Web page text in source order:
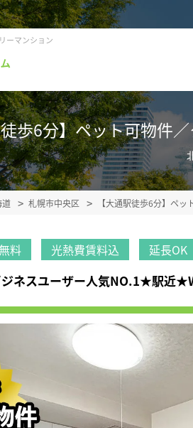
ーマンション
歩6分】ペット可物件
道 札幌市中央区 【大通駅徒歩6分】ペ
料 光熱費賃料込 延長OK
ジネスユーザー人気NO.1★駅近